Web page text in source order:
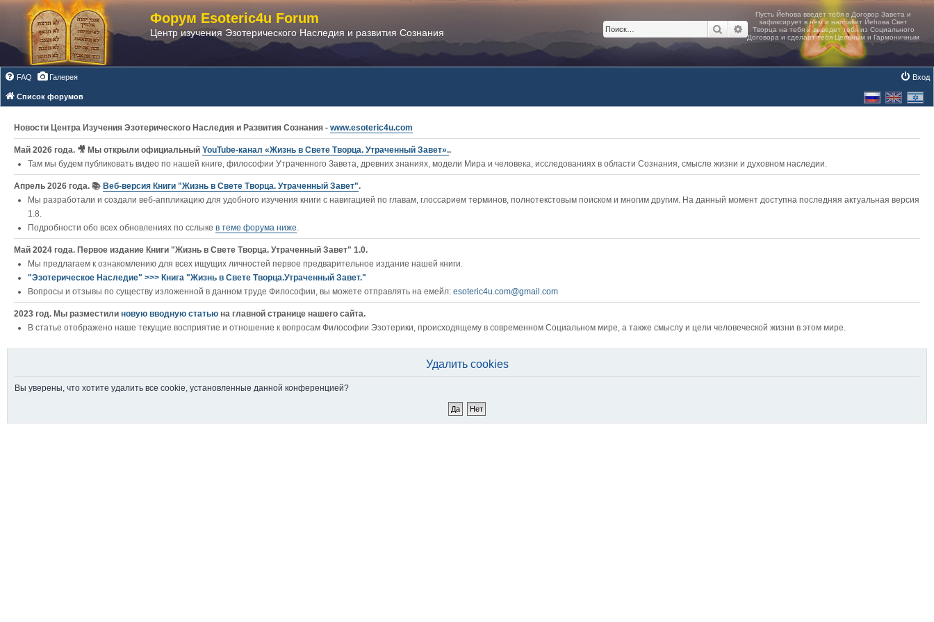
Форум Esoteric4u Forum
Центр изучения Эзотерического Наследия и развития Сознания Поиск Расширенный поиск
FAQ Галерея Вход
Список форумов
Новости Центра Изучения Эзотерического Наследия и Развития Сознания - www.esoteric4u.com
Май 2026 года. 🎥 Мы открыли официальный YouTube‑канал «Жизнь в Свете Творца. Утраченный Завет»..
Там мы будем публиковать видео по нашей книге, философии Утраченного Завета, древних знаниях, модели Мира и человека, исследованиях в области Сознания, смысле жизни и духовном наследии.
Апрель 2026 года. 📚 Веб-версия Книги "Жизнь в Свете Творца. Утраченный Завет".
Мы разработали и создали веб-аппликацию для удобного изучения книги c навигацией по главам, глоссарием терминов, полнотекстовым поиском и многим другим. На данный момент доступна последняя актуальная версия
1.8.
Подробности обо всех обновлениях по сслыке в теме форума ниже.
Май 2024 года. Первое издание Книги "Жизнь в Свете Творца. Утраченный Завет" 1.0.
Мы предлагаем к ознакомлению для всех ищущих личностей первое предварительное издание нашей книги.
"Эзотерическое Наследие" >>> Книга "Жизнь в Свете Творца.Утраченный Завет."
Вопросы и отзывы по существу изложенной в данном труде Философии, вы можете отправлять на емейл: esoteric4u.com@gmail.com
2023 год. Мы разместили новую вводную статью на главной странице нашего сайта.
В статье отображено наше текущие восприятие и отношение к вопросам Философии Эзотерики, происходящему в современном Социальном мире, а также смыслу и цели человеческой жизни в этом мире.
Удалить cookies
Вы уверены, что хотите удалить все cookie, установленные данной конференцией?